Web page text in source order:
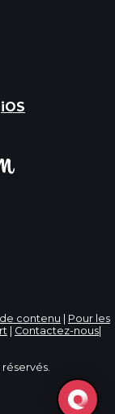
iOS
contenu
Pour les
Contactez-nous
réservés.